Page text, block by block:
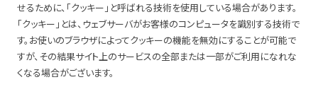
せるために、「クッキー」と呼ばれる技術を使用している場合があります。
「クッキー」とは、ウェブサーバがお客様のコンピュータを識別する技術で
す。お使いのブラウザによってクッキーの機能を無効にすることが可能で
すが、その結果サイト上のサービスの全部または一部がご利用になれな
くなる場合がございます。